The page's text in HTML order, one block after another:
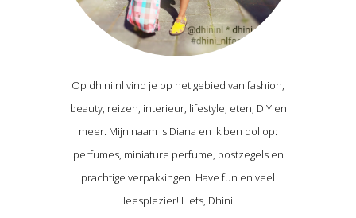
Op dhini.nl vind je op het gebied van fashion,
beauty, reizen, interieur, lifestyle, eten, DIY en
meer. Mijn naam is Diana en ik ben dol op:
perfumes, miniature perfume, postzegels en
prachtige verpakkingen. Have fun en veel
leesplezier! Liefs, Dhini